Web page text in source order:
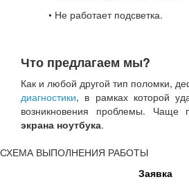
• Не работает подсветка.
Что предлагаем мы?
Как и любой другой тип поломки,
диагностики, в рамках которой
возникновения проблемы. Чаще
экрана ноутбука.
СХЕМА ВЫПОЛНЕНИЯ РАБОТЫ
Заявка